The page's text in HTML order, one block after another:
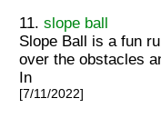
11.slope ball
Slope Ball is a fun
over the obstacles
In
[7/11/2022]